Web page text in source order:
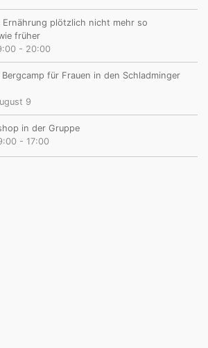
Ernährung plötzlich nicht mehr so
früher
- 20:00
Bergcamp für Frauen in den Schladminger
9
in der Gruppe
- 17:00